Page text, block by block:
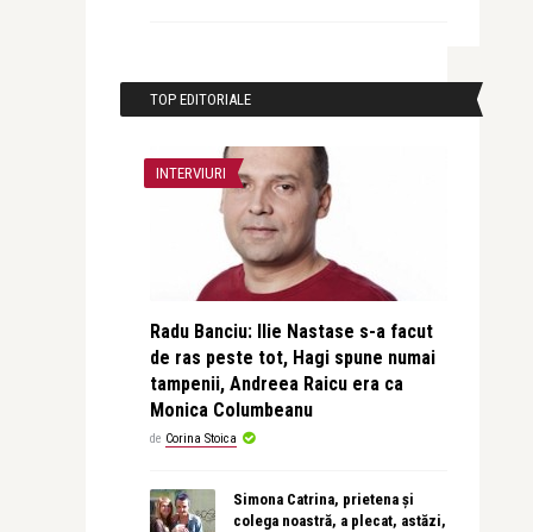
TOP EDITORIALE
INTERVIURI
Radu Banciu: Ilie Nastase s-a facut
de ras peste tot, Hagi spune numai
tampenii, Andreea Raicu era ca
Monica Columbeanu
de Corina Stoica
Simona Catrina, prietena și
colega noastră, a plecat, astăzi,